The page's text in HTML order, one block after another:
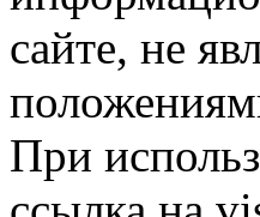
сайте, не
При